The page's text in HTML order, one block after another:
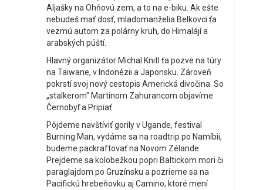
Aljašky na Ohňovú zem, a to na e-biku. Ak ešte
nebudeš mať dosť, mladomanželia Belkovci ťa
vezmú autom za polárny kruh, do Himalájí a
arabských púští.
Hlavný organizátor Michal Knitl ťa pozve na túry
na Taiwane, v Indonézii a Japonsku. Zároveň
pokrstí svoj nový cestopis Americká divočina. So
„stalkerom" Martinom Zahurancom objavíme
Černobyľ a Pripiať.
Pôjdeme navštíviť gorily v Ugande, festival
Burning Man, vydáme sa na roadtrip po Namíbii,
budeme packraftovať na Novom Zélande.
Prejdeme sa kolobežkou popri Baltickom mori či
paraglajdom po Gruzínsku a pozrieme sa na
Pacifickú hrebeňovku aj Camino, ktoré mení